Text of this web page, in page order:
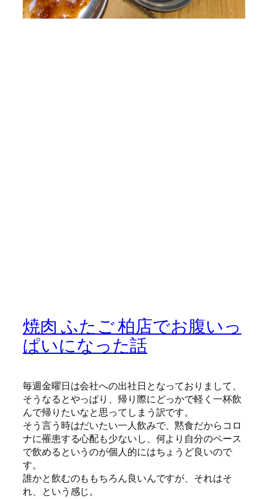
焼肉 ふたご 柏店でお腹いっ
ぱいになった話
毎週金曜日は会社への出社日となっておりまして、
そうなるとやっぱり、帰り際にどっかで軽く一杯飲
んで帰りたいなと思ってしまう訳です。
そう言う時はだいたい一人飲みで、黙食だからコロ
ナに罹患する心配も少ないし、何より自分のペース
で飲めるというのが個人的にはちょうど良いので
す。
誰かと飲むのももちろん良いんですが、それはそ
れ、という感じ。